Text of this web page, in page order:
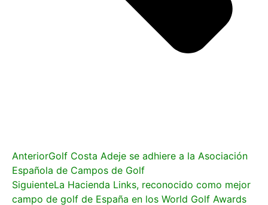
AnteriorGolf Costa Adeje se adhiere a la Asociación
Española de Campos de Golf
SiguienteLa Hacienda Links, reconocido como mejor
campo de golf de España en los World Golf Awards